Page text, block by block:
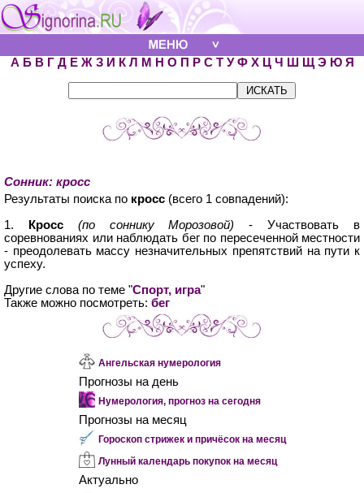
А Б В Г Д Е Ж З И К Л М Н О П Р С Т У Ф Х Ц Ч Ш Щ Э Ю Я
Сонник: кросс
Результаты поиска по кросс (всего 1 совпадений):
1.
Кросс (по соннику Морозовой) - Участвовать в
соревнованиях или наблюдать бег по пересеченной местности
- преодолевать массу незначительных препятствий на пути к
успеху.
Другие слова по теме "Спорт, игра"
Также можно посмотреть: бег
Ангельская нумерология
Прогнозы на день
Нумерология, прогноз на сегодня
Прогнозы на месяц
Гороскоп стрижек и причёсок на месяц
Лунный календарь покупок на месяц
Актуально